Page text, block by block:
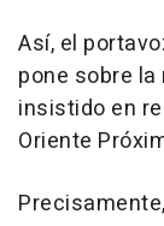
Así, el
pone sobre
insistido en
Oriente